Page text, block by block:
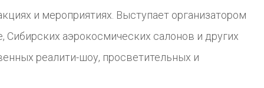
и мероприятиях. Выступает организатором
аэрокосмических салонов и других
реалити-шоу, просветительных и